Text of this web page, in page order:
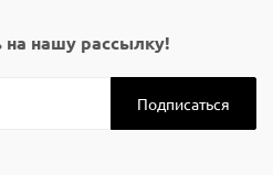
нашу рассылку!